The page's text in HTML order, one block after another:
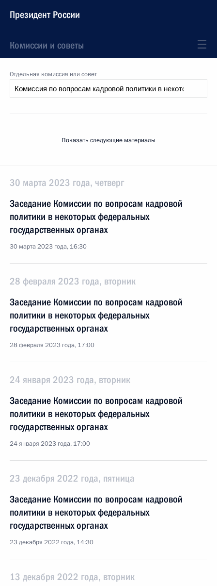
Президент России
Комиссии и советы
Отдельная комиссия или совет
Показать следующие материалы
30 марта 2023 года, четверг
Заседание Комиссии по вопросам кадровой
политики в некоторых федеральных
государственных органах
30 марта 2023 года, 16:30
28 февраля 2023 года, вторник
Заседание Комиссии по вопросам кадровой
политики в некоторых федеральных
государственных органах
28 февраля 2023 года, 17:00
24 января 2023 года, вторник
Заседание Комиссии по вопросам кадровой
политики в некоторых федеральных
государственных органах
24 января 2023 года, 17:00
23 декабря 2022 года, пятница
Заседание Комиссии по вопросам кадровой
политики в некоторых федеральных
государственных органах
23 декабря 2022 года, 14:30
13 декабря 2022 года, вторник